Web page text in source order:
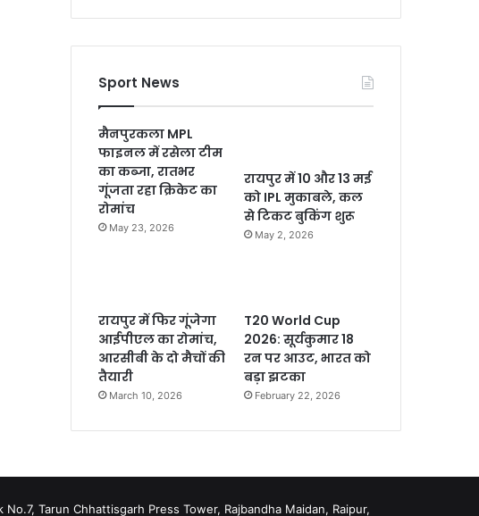
Sport News
मैनपुरकला MPL
फाइनल में रसेला टीम
का कब्जा, रातभर
गूंजता रहा क्रिकेट का
रोमांच
May 23, 2026
रायपुर में 10 और 13 मई
को IPL मुकाबले, कल
से टिकट बुकिंग शुरू
May 2, 2026
रायपुर में फिर गूंजेगा
आईपीएल का रोमांच,
आरसीबी के दो मैचों की
तैयारी
March 10, 2026
T20 World Cup
2026: सूर्यकुमार 18
रन पर आउट, भारत को
बड़ा झटका
February 22, 2026
Tarun Chhattisgarh Press Tower, Rajbandha Maidan, Raipur,